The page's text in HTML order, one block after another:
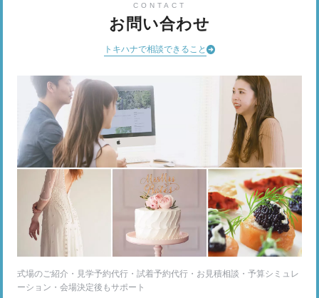
CONTACT
お問い合わせ
トキハナで相談できること
式場のご紹介・見学予約代行・試着予約代行・お見積相談・予算シミュレ
ーション・会場決定後もサポート